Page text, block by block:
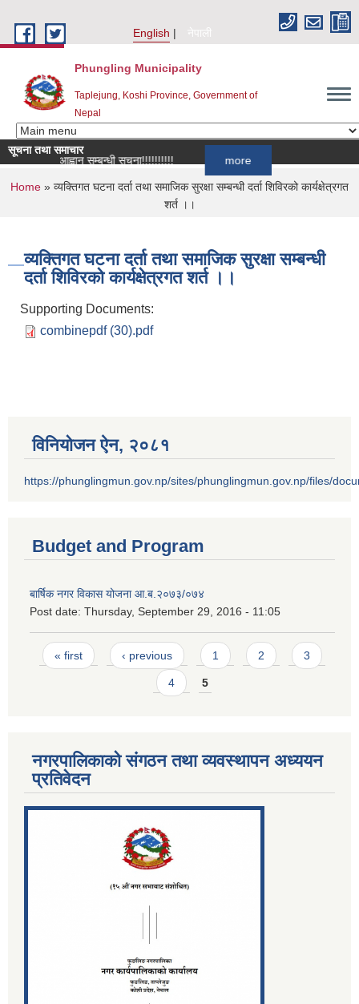
English
नेपाली
Phungling Municipality
Taplejung, Koshi Province, Government of
Nepal
सूचना तथा समाचार
दर्ता आह्वान सम्बन्धी सूचना!!!!!!!!!!
You are here
Home » व्यक्तिगत घटना दर्ता तथा समाजिक सुरक्षा सम्बन्धी दर्ता शिविरको कार्यक्षेत्रगत
शर्त ।।
व्यक्तिगत घटना दर्ता तथा समाजिक सुरक्षा सम्बन्धी
दर्ता शिविरको कार्यक्षेत्रगत शर्त ।।
Supporting Documents:
combinepdf (30).pdf
विनियोजन ऐन‚ २०८१
https://phunglingmun.gov.np/sites/phunglingmun.gov.np/files/
Budget and Program
बार्षिक नगर विकास योजना आ.ब.२०७३/०७४
Post date: Thursday, September 29, 2016 - 11:05
Pages
« first ‹ previous 1 2 3
4 5
नगरपालिकाको संगठन तथा व्यवस्थापन अध्ययन
प्रतिवेदन